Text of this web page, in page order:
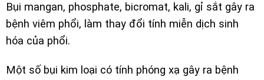
Bụi mangan, phosphate, bicromat, kali, gỉ sắt gây ra
bệnh viêm phổi, làm thay đổi tính miễn dịch sinh
hóa của phổi.
Một số bụi kim loại có tính phóng xạ gây ra bệnh